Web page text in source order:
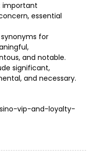
important
essential
for
and notable.
significant,
and necessary.
vip-and-loyalty-